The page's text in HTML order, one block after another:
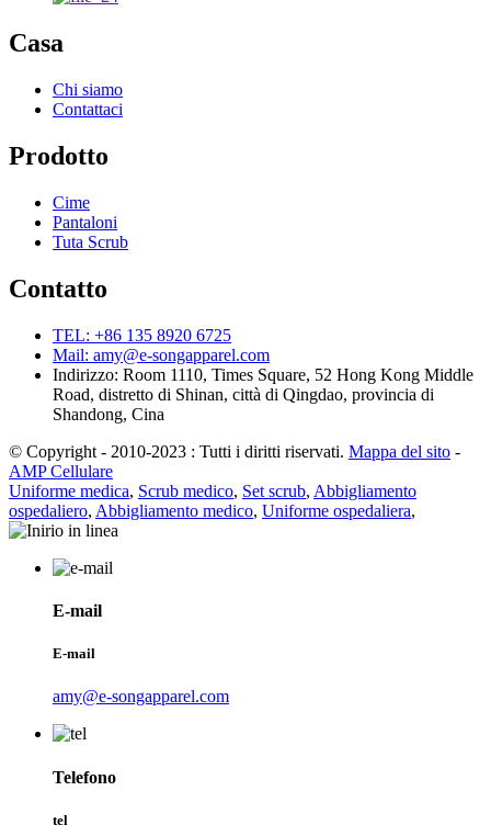
Casa
Chi siamo
Contattaci
Prodotto
Cime
Pantaloni
Tuta Scrub
Contatto
TEL: +86 135 8920 6725
Mail: amy@e-songapparel.com
Indirizzo: Room 1110, Times Square, 52 Hong Kong Middle
Road, distretto di Shinan, città di Qingdao, provincia di
Shandong, Cina
© Copyright - 2010-2023 : Tutti i diritti riservati. Mappa del sito -
AMP Cellulare
Uniforme medica, Scrub medico, Set scrub, Abbigliamento
ospedaliero, Abbigliamento medico, Uniforme ospedaliera,
E-mail
E-mail
amy@e-songapparel.com
Telefono
tel